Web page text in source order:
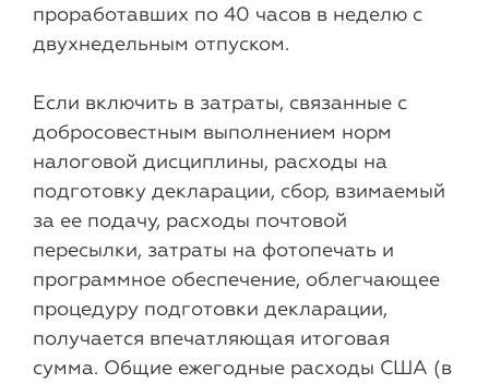
проработавших по 40 часов в неделю с
двухнедельным отпуском.
Если включить в затраты, связанные с
добросовестным выполнением норм
налоговой дисциплины, расходы на
подготовку декларации, сбор, взимаемый
за ее подачу, расходы почтовой
пересылки, затраты на фотопечать и
программное обеспечение, облегчающее
процедуру подготовки декларации,
получается впечатляющая итоговая
сумма. Общие ежегодные расходы США (в